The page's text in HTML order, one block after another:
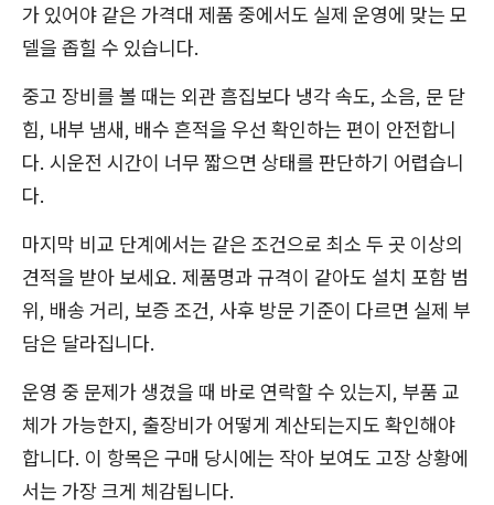
가 있어야 같은 가격대 제품 중에서도 실제 운영에 맞는 모
델을 좁힐 수 있습니다.
중고 장비를 볼 때는 외관 흠집보다 냉각 속도, 소음, 문 닫
힘, 내부 냄새, 배수 흔적을 우선 확인하는 편이 안전합니
다. 시운전 시간이 너무 짧으면 상태를 판단하기 어렵습니
다.
마지막 비교 단계에서는 같은 조건으로 최소 두 곳 이상의
견적을 받아 보세요. 제품명과 규격이 같아도 설치 포함 범
위, 배송 거리, 보증 조건, 사후 방문 기준이 다르면 실제 부
담은 달라집니다.
운영 중 문제가 생겼을 때 바로 연락할 수 있는지, 부품 교
체가 가능한지, 출장비가 어떻게 계산되는지도 확인해야
합니다. 이 항목은 구매 당시에는 작아 보여도 고장 상황에
서는 가장 크게 체감됩니다.